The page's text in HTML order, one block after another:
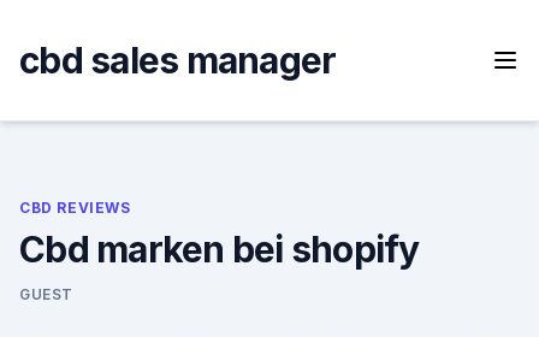
content
cbd sales manager
CBD REVIEWS
Cbd marken bei shopify
GUEST